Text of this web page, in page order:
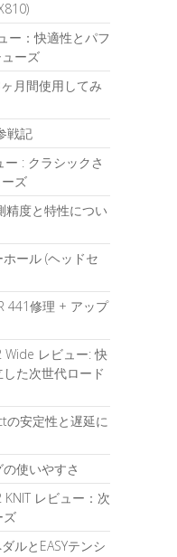
ー：快適性とパフ
ーズ
月間使用してみ
戦記
ー : クラシックさ
ズ
精度と特性につい
ール (ヘッドセ
441修理 + アップ
レビュー: 快
た次世代ロード
の安定性と遅延に
使いやすさ
レビュー：次
ズ
ルとEASYテンシ